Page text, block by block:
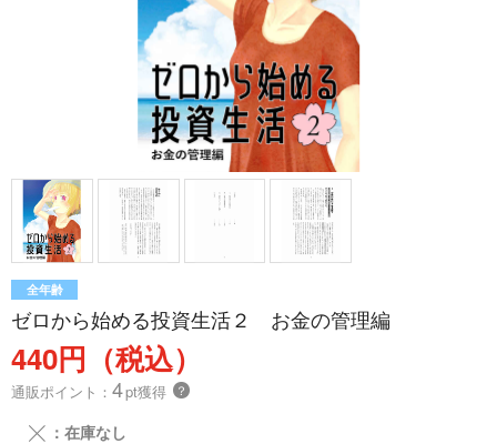
全年齢
ゼロから始める投資生活２ お金の管理編
440円（税込）
通販ポイント： 4pt獲得 ？
╳ ：在庫なし